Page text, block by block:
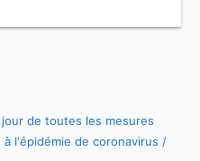
de toutes les mesures
l'épidémie de coronavirus /